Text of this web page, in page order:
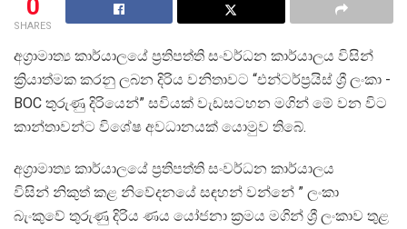
0
SHARES
අග්‍රාමාත්‍ය කාර්යාලයේ ප්‍රතිපත්ති සංවර්ධන කාර්යාලය විසින්
ක්‍රියාත්මක කරනු ලබන දිරිය වනිතාවට “එන්ටර්ප්‍රයිස් ශ්‍රී ලංකා -
BOC තුරුණු දිරියෙන්” සවියක් වැඩසටහන මගින් මේ වන විට
කාන්තාවන්ට විශේෂ අවධානයක් යොමුව තිබේ.
අග්‍රාමාත්‍ය කාර්යාලයේ ප්‍රතිපත්ති සංවර්ධන කාර්යාලය
විසින් නිකුත් කළ නිවේදනයේ සඳහන් වන්නේ ” ලංකා
බැංකුවේ තුරුණු දිරිය ණය යෝජනා ක්‍රමය මගින් ශ්‍රී ලංකාව තුළ